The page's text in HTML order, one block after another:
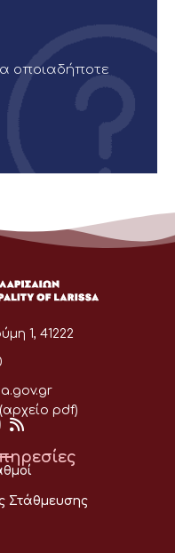
οποιαδήποτε
1, 41222
pdf)
Στάθμευσης